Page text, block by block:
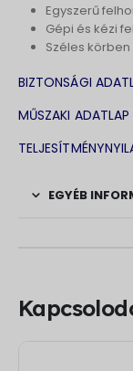
Egyszerű
Gépi és kézi
Széles
BIZTONSÁGI
MŰSZAKI ADATLAP
EGYÉB